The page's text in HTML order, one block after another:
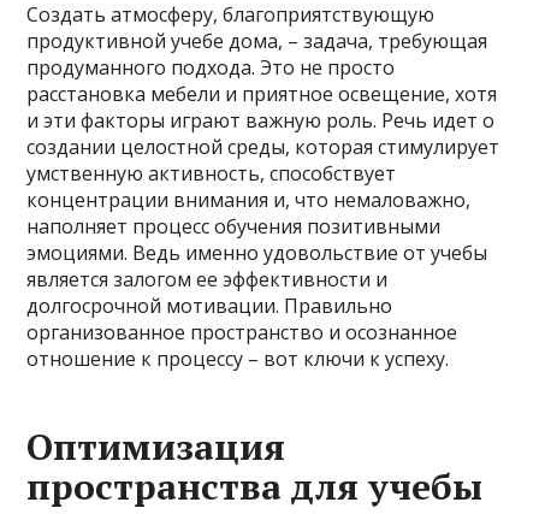
Создать атмосферу, благоприятствующую
продуктивной учебе дома, – задача, требующая
продуманного подхода. Это не просто
расстановка мебели и приятное освещение, хотя
и эти факторы играют важную роль. Речь идет о
создании целостной среды, которая стимулирует
умственную активность, способствует
концентрации внимания и, что немаловажно,
наполняет процесс обучения позитивными
эмоциями. Ведь именно удовольствие от учебы
является залогом ее эффективности и
долгосрочной мотивации. Правильно
организованное пространство и осознанное
отношение к процессу – вот ключи к успеху.
Оптимизация
пространства для учебы